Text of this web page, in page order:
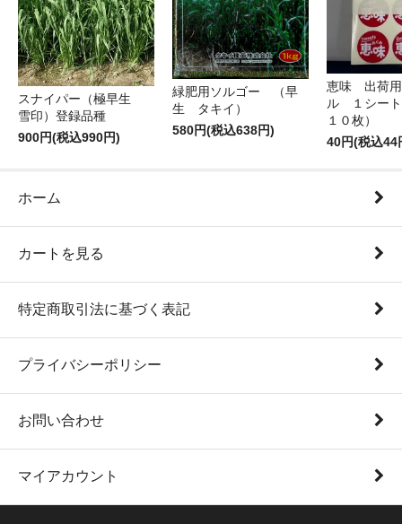
スナイパー（極早生
雪印）登録品種
900円(税込990円)
緑肥用ソルゴー （早
生 タキイ）
580円(税込638円)
恵味 出荷
ル １シート
１０枚）
40円(税込44
ホーム
カートを見る
特定商取引法に基づく表記
プライバシーポリシー
お問い合わせ
マイアカウント